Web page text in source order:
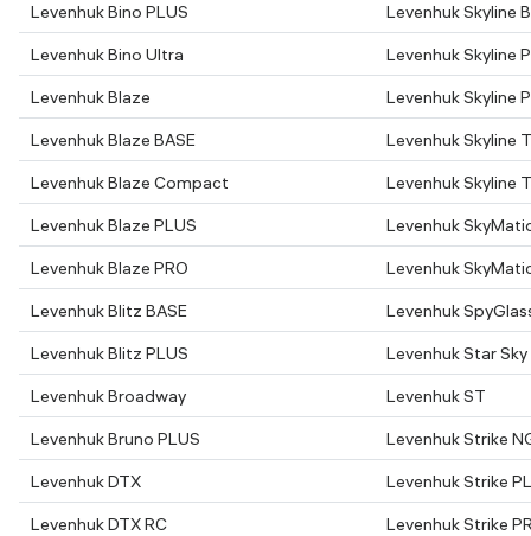
Levenhuk Bino PLUS
Levenhuk Skyline
Levenhuk Bino Ultra
Levenhuk Skyline
Levenhuk Blaze
Levenhuk Skyline
Levenhuk Blaze BASE
Levenhuk Skyline
Levenhuk Blaze Compact
Levenhuk Skyline
Levenhuk Blaze PLUS
Levenhuk
Levenhuk Blaze PRO
Levenhuk
Levenhuk Blitz BASE
Levenhuk
Levenhuk Blitz PLUS
Levenhuk Star Sky
Levenhuk Broadway
Levenhuk ST
Levenhuk Bruno PLUS
Levenhuk Strike
Levenhuk DTX
Levenhuk Strike
Levenhuk DTX RC
Levenhuk Strike